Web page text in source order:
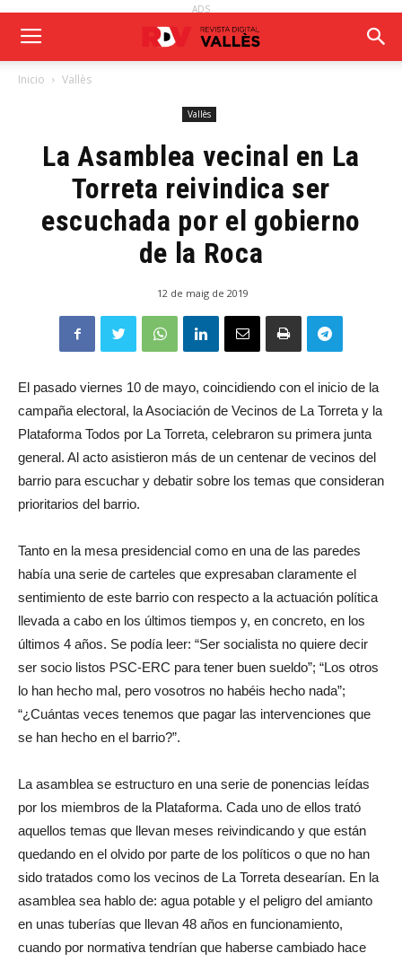
ADS
Inicio Vallès
Vallès
La Asamblea vecinal en La
Torreta reivindica ser
escuchada por el gobierno
de la Roca
12 de maig de 2019
El pasado viernes 10 de mayo, coincidiendo con el inicio de la
campaña electoral, la Asociación de Vecinos de La Torreta y la
Plataforma Todos por La Torreta, celebraron su primera junta
general. Al acto asistieron más de un centenar de vecinos del
barrio para escuchar y debatir sobre los temas que consideran
prioritarios del barrio.
Tanto en la mesa presidencial como en una de las paredes
había una serie de carteles que expresaban claramente el
sentimiento de este barrio con respecto a la actuación política
llevada a cabo en los últimos tiempos y, en concreto, en los
últimos 4 años. Se podía leer: “Ser socialista no quiere decir
ser socio listos PSC-ERC para tener buen sueldo”; “Los otros
lo han hecho mal, pero vosotros no habéis hecho nada”;
“¿Cuántas veces tenemos que pagar las intervenciones que
se han hecho en el barrio?”.
La asamblea se estructuro en una serie de ponencias leídas
por los miembros de la Plataforma. Cada uno de ellos trató
aquellos temas que llevan meses reivindicando y que están
quedando en el olvido por parte de los políticos o que no han
sido tratados como los vecinos de La Torreta desearían. En la
asamblea sea hablo de: agua potable y el peligro del amianto
en unas tuberías que llevan 48 años en funcionamiento,
cuando por normativa tendrían que haberse cambiado hace